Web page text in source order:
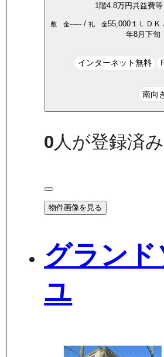
1階4.8万円共益費等
敷 金-----/ 礼 金55,000１ＬＤＫ
年8月下旬
インターネット無料
南向
0 人が登録済み
物件画像を見る
グランド
ユ